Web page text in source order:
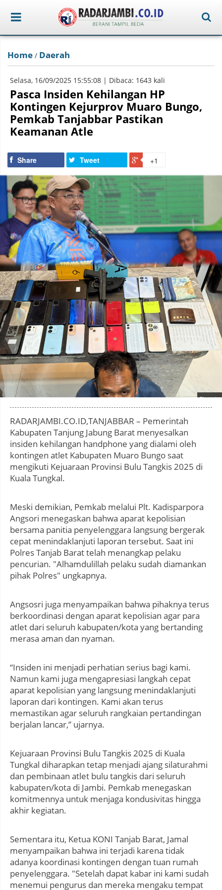
Home / Daerah
Selasa, 16/09/2025 15:55:08 | Dibaca: 1643 kali
Pasca Insiden Kehilangan HP
Kontingen Kejurprov Muaro Bungo,
Pemkab Tanjabbar Pastikan
Keamanan Atle
Share Tweet +1
Photo by
RADARJAMBI.CO.ID,TANJABBAR – Pemerintah
Kabupaten Tanjung Jabung Barat menyesalkan
insiden kehilangan handphone yang dialami oleh
kontingen atlet Kabupaten Muaro Bungo saat
mengikuti Kejuaraan Provinsi Bulu Tangkis 2025 di
Kuala Tungkal.
Meski demikian, Pemkab melalui Plt. Kadisparpora
Angsori menegaskan bahwa aparat kepolisian
bersama panitia penyelenggara langsung bergerak
cepat menindaklanjuti laporan tersebut. Saat ini
Polres Tanjab Barat telah menangkap pelaku
pencurian. "Alhamdulillah pelaku sudah diamankan
pihak Polres" ungkapnya.
Angsosri juga menyampaikan bahwa pihaknya terus
berkoordinasi dengan aparat kepolisian agar para
atlet dari seluruh kabupaten/kota yang bertanding
merasa aman dan nyaman.
“Insiden ini menjadi perhatian serius bagi kami.
Namun kami juga mengapresiasi langkah cepat
aparat kepolisian yang langsung menindaklanjuti
laporan dari kontingen. Kami akan terus
memastikan agar seluruh rangkaian pertandingan
berjalan lancar,” ujarnya.
Kejuaraan Provinsi Bulu Tangkis 2025 di Kuala
Tungkal diharapkan tetap menjadi ajang silaturahmi
dan pembinaan atlet bulu tangkis dari seluruh
kabupaten/kota di Jambi. Pemkab menegaskan
komitmennya untuk menjaga kondusivitas hingga
akhir kegiatan.
Sementara itu, Ketua KONI Tanjab Barat, Jamal
menyampaikan bahwa ini terjadi karena tidak
adanya koordinasi kontingen dengan tuan rumah
penyelenggara. "Setelah dapat kabar ini kami sudah
menemui pengurus dan mereka mengaku tempat